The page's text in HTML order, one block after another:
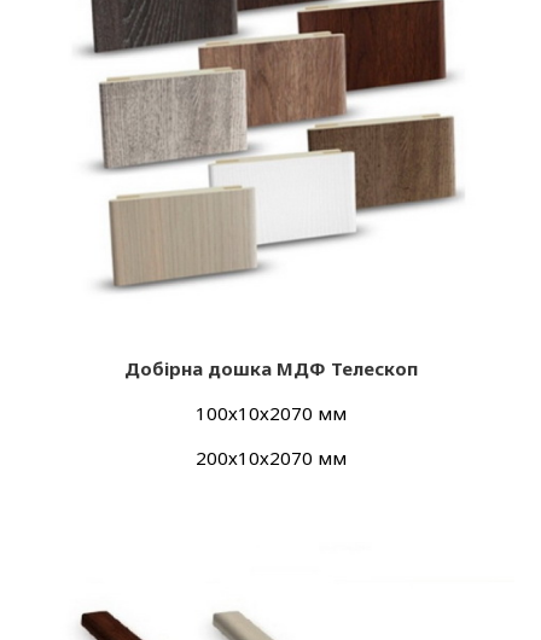
Добірна дошка МДФ Телескоп
100х10х2070 мм
200х10х2070 мм